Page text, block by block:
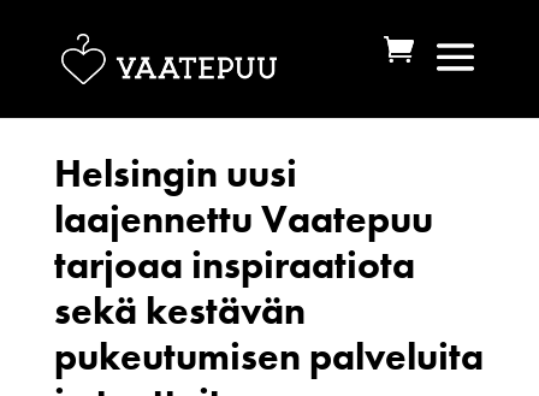
Helsingin uusi
laajennettu Vaatepuu
tarjoaa inspiraatiota
sekä kestävän
pukeutumisen palveluita